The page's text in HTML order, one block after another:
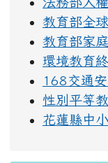
教育部全
教育部家
環境教育
168交通
性別平等
花蓮縣中